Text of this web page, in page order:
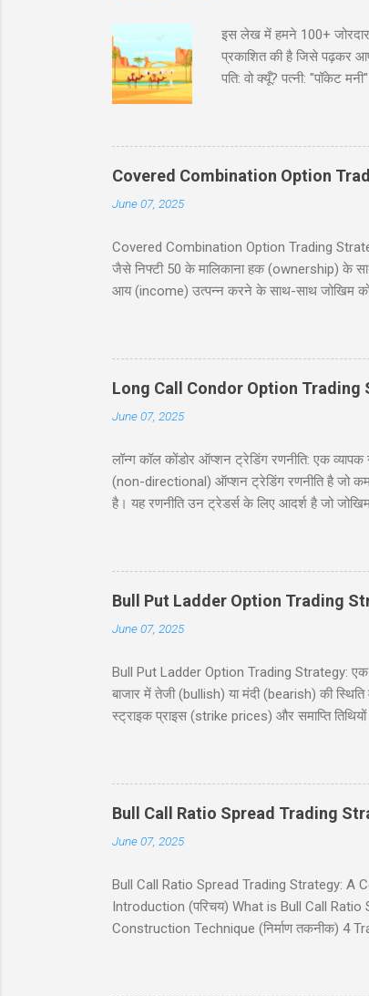
इस लेख में हमने 100+
प्रकाशित की है जिसे पढ़कर
पति: वो क्यूँ? पत्नी: "पॉकेट
मारवाड़ी चुटकुले जोक्स -
फोटू भी तो छपसी राजस्थानी
‘सावधान’। कोई हिला तक
Covered Combination Option
June 07, 2025
Covered Combination Option Trading
जैसे निफ्टी 50 के मालिकाना हक (ownership) के
आय (income) उत्पन्न करने के साथ-साथ जोखिम
सावधानियां शामिल हैं। यह पोस्ट नये और अनुभवी
करने में मदद करना है। सामग्री (Table of
Long Call Condor Option Trading
June 07, 2025
लॉन्ग कॉल कोंडोर ऑप्शन ट्रेडिंग रणनीति: एक
(non-directional) ऑप्शन ट्रेडिंग रणनीति है जो
है। यह रणनीति उन ट्रेडर्स के लिए आदर्श है जो
देगी, जिसमें निफ्टी 50 इंडेक्स (Nifty 50 Index)
(risk and reward), और बहुत कुछ शामिल है। चाहे
Bull Put Ladder Option Trading
June 07, 2025
Bull Put Ladder Option Trading Strategy: एक
बाजार में तेजी (bullish) या मंदी (bearish) की
स्ट्राइक प्राइस (strike prices) और समाप्ति
उपयोगी होगी, जो निफ्टी 50 इंडेक्स पर ट्रेडिंग में
(Table of Contents) 1. परिचय (Introduction)
Bull Call Ratio Spread Trading
June 07, 2025
Bull Call Ratio Spread Trading Strategy: A
Introduction (परिचय) What is Bull Call Ratio
Construction Technique (निर्माण तकनीक) 4
(निष्कर्ष) Disclaimer (अस्वीकरण) Introduction